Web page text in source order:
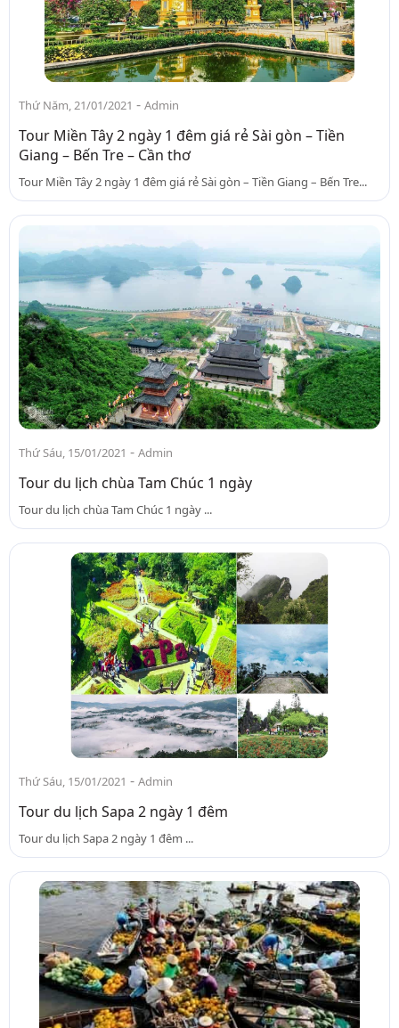
Thứ Năm, 21/01/2021 - Admin
Tour Miền Tây 2 ngày 1 đêm giá rẻ Sài gòn – Tiền
Giang – Bến Tre – Cần thơ
Tour Miền Tây 2 ngày 1 đêm giá rẻ Sài gòn – Tiền Giang – Bến Tre...
Thứ Sáu, 15/01/2021 - Admin
Tour du lịch chùa Tam Chúc 1 ngày
Tour du lịch chùa Tam Chúc 1 ngày ...
Thứ Sáu, 15/01/2021 - Admin
Tour du lịch Sapa 2 ngày 1 đêm
Tour du lịch Sapa 2 ngày 1 đêm ...